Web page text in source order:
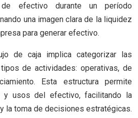
efectivo durante un período
una imagen clara de la liquidez
para generar efectivo.
de caja implica categorizar las
de actividades: operativas, de
Esta estructura permite
y usos del efectivo, facilitando la
la toma de decisiones estratégicas.